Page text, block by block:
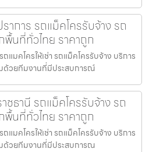
าการ รถแม็คโครรับจ้าง รถ
พื้นที่ทั่วไทย ราคาถูก
แมคโครให้เช่า รถแม็คโครรับจ้าง บริการ
มด้วยทีมงานที่มีประสบการณ์
ชธานี รถแม็คโครรับจ้าง รถ
พื้นที่ทั่วไทย ราคาถูก
แมคโครให้เช่า รถแม็คโครรับจ้าง บริการ
มด้วยทีมงานที่มีประสบการณ